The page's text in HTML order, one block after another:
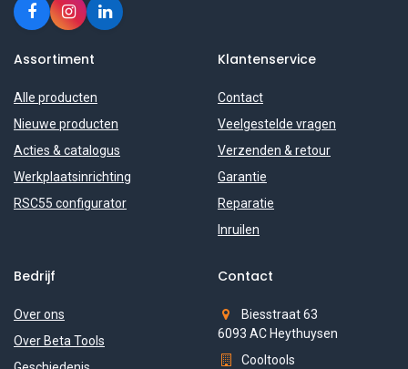
Assortiment
Alle producten
Nieuwe producten
Acties & catalogus
Werkplaatsinrichting
RSC55 configurator
Klantenservice
Contact
Veelgestelde vragen
Verzenden & retour
Garantie
Reparatie
Inruilen
Bedrijf
Over ons
Over Beta Tools
Contact
Biesstraat 63
6093 AC Heythuysen
Cooltools